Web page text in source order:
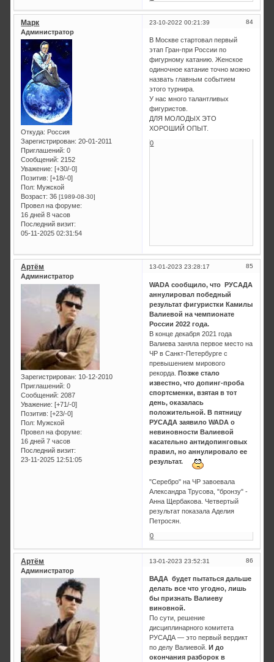
84
23-10-2022 00:21:39
Марк
Администратор
Откуда: Россия
Зарегистрирован: 20-01-2011
Приглашений: 0
Сообщений: 2152
Уважение: [+30/-0]
Позитив: [+18/-0]
Пол: Мужской
Возраст: 36[1989-08-30]
Провел на форуме:
16 дней 8 часов
Последний визит:
05-11-2025 02:31:54
В Москве стартовал первый
этап Гран-при России по
фигурному катанию. Женское
одиночное катание точно можно
назвать главным событием
этого турнира.
У нас много талантливых
фигуристов.
ДЛЯ МОЛОДЫХ ЭТО
ХОРОШИЙ ОПЫТ.
0
85
13-01-2023 23:28:17
Артём
Администратор
Зарегистрирован: 10-12-2010
Приглашений: 0
Сообщений: 2087
Уважение: [+71/-0]
Позитив: [+23/-0]
Пол: Мужской
Провел на форуме:
16 дней 7 часов
Последний визит:
23-11-2025 12:51:05
WADA сообщило, что РУСАДА
аннулировал победный
результат фигуристки Камилы
Валиевой на чемпионате
России 2022 года.
В конце декабря 2021 года
Валиева заняла первое место на
ЧР в Санкт-Петербурге с
превышением мирового
рекорда.Позже стало
известно, что допинг-проба
спортсменки, взятая в тот
день, оказалась
положительной. В пятницу
РУСАДА заявило WADA о
невиновности Валиевой
касательно антидопинговых
правил, но аннулировало ее
результат.
"Серебро" на ЧР завоевала
Александра Трусова, "бронзу" -
Анна Щербакова. Четвертый
результат показала Аделия
Петросян.
0
86
13-01-2023 23:52:31
Артём
Администратор
ВАДА будет пытаться дальше
делать все что угодно, лишь
бы признать Валиеву
виновной.
По сути, решение
дисциплинарного комитета
РУСАДА — это первый вердикт
по делу Валиевой.И до
окончания разборок в